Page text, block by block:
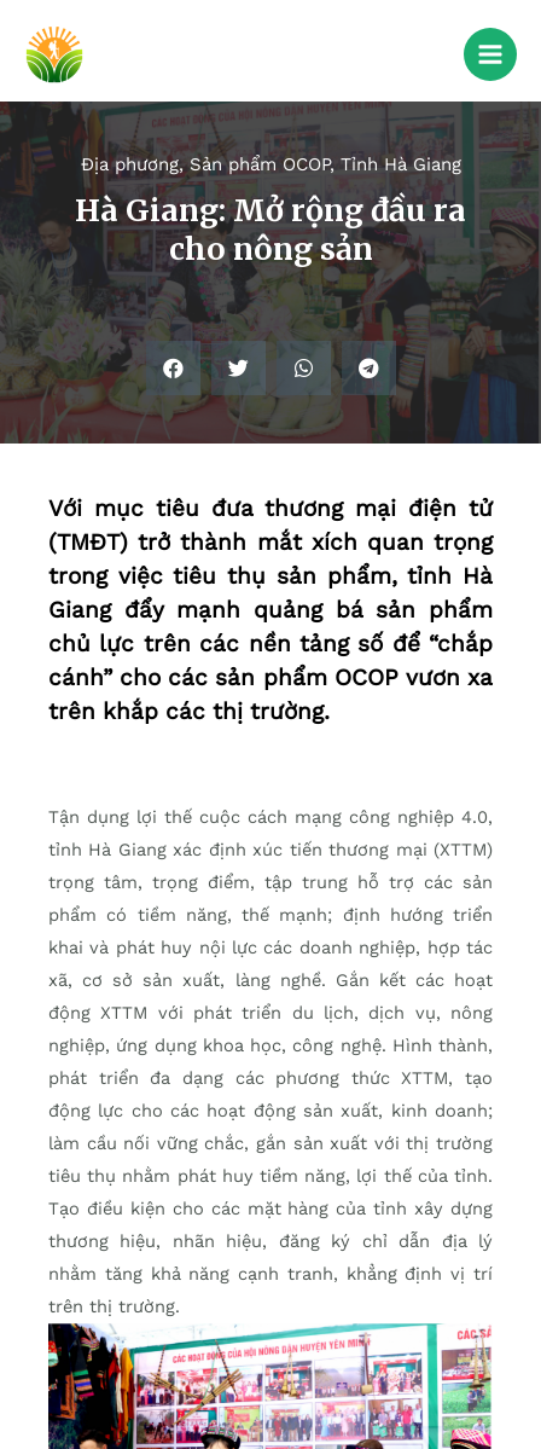
Địa phương,Sản phẩm OCOP, Tỉnh Hà Giang
Hà Giang: Mở rộng đầu ra
cho nông sản
Với mục tiêu đưa thương mại điện tử
(TMĐT) trở thành mắt xích quan trọng
trong việc tiêu thụ sản phẩm, tỉnh Hà
Giang đẩy mạnh quảng bá sản phẩm
chủ lực trên các nền tảng số để “chắp
cánh” cho các sản phẩm OCOP vươn xa
trên khắp các thị trường.
Tận dụng lợi thế cuộc cách mạng công nghiệp 4.0,
tỉnh Hà Giang xác định xúc tiến thương mại (XTTM)
trọng tâm, trọng điểm, tập trung hỗ trợ các sản
phẩm có tiềm năng, thế mạnh; định hướng triển
khai và phát huy nội lực các doanh nghiệp, hợp tác
xã, cơ sở sản xuất, làng nghề. Gắn kết các hoạt
động XTTM với phát triển du lịch, dịch vụ, nông
nghiệp, ứng dụng khoa học, công nghệ. Hình thành,
phát triển đa dạng các phương thức XTTM, tạo
động lực cho các hoạt động sản xuất, kinh doanh;
làm cầu nối vững chắc, gắn sản xuất với thị trường
tiêu thụ nhằm phát huy tiềm năng, lợi thế của tỉnh.
Tạo điều kiện cho các mặt hàng của tỉnh xây dựng
thương hiệu, nhãn hiệu, đăng ký chỉ dẫn địa lý
nhằm tăng khả năng cạnh tranh, khẳng định vị trí
trên thị trường.